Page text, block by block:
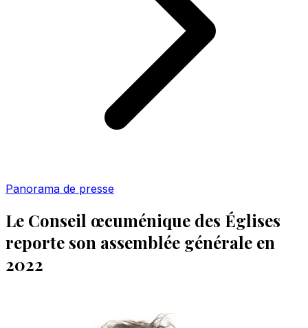
Panorama de presse
Le Conseil œcuménique des Églises
reporte son assemblée générale en
2022